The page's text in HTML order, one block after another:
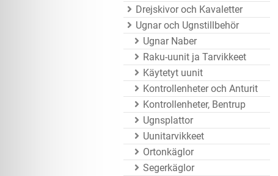
Drejskivor och Kavaletter
Ugnar och Ugnstillbehör
Ugnar Naber
Raku-uunit ja Tarvikkeet
Käytetyt uunit
Kontrollenheter och Anturit
Kontrollenheter, Bentrup
Ugnsplattor
Uunitarvikkeet
Ortonkäglor
Segerkäglor